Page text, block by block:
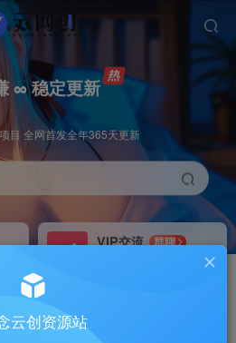
∞ 稳定更新
目 全网首发全年365天更新
VIP交流
群聊
研究探讨更多创业项目路子。
云创资源站